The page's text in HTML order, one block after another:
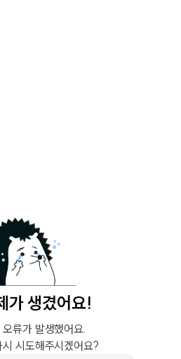
가 생겼어요!
류가 발생했어요.
시도해주시겠어요?